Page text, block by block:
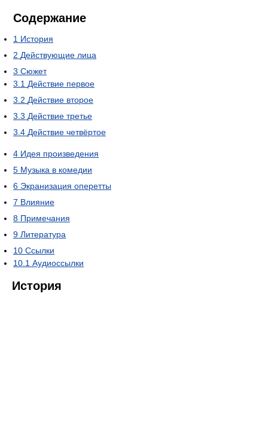
Содержание
1 История
2 Действующие лица
3 Сюжет
3.1 Действие первое
3.2 Действие второе
3.3 Действие третье
3.4 Действие четвёртое
4 Идея произведения
5 Музыка в комедии
6 Экранизация оперетты
7 Влияние
8 Примечания
9 Литература
10 Ссылки
10.1 Аудиоссылки
История